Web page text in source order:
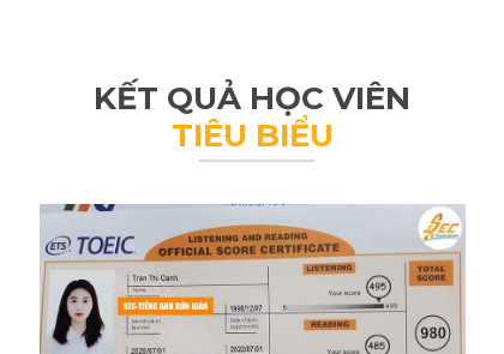
KẾT QUẢ HỌC VIÊN
TIÊU BIỂU